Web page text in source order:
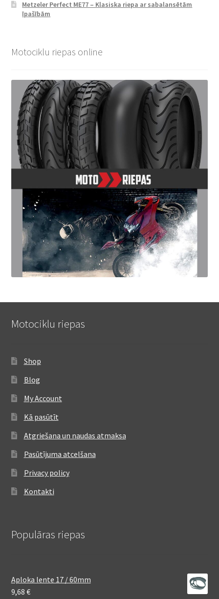
Metzeler Perfect ME77 – Klasiska riepa ar sabalansētām
īpašībām
Motociklu riepas online
Motociklu riepas
Shop
Blog
My Account
Kā pasūtīt
Atgriešana un naudas atmaksa
Pasūtījuma atcelšana
Privacy policy
Kontakti
Populāras riepas
Aploka lente 17 / 60mm
9,68 €